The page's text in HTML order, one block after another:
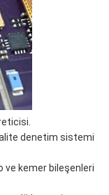
denetim sistemi
ve kemer bileşenleri